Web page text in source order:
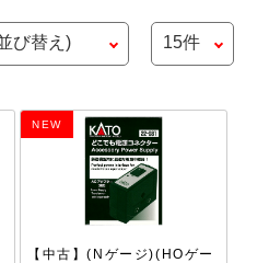
NEW
【中古】(Nゲージ)(HOゲー